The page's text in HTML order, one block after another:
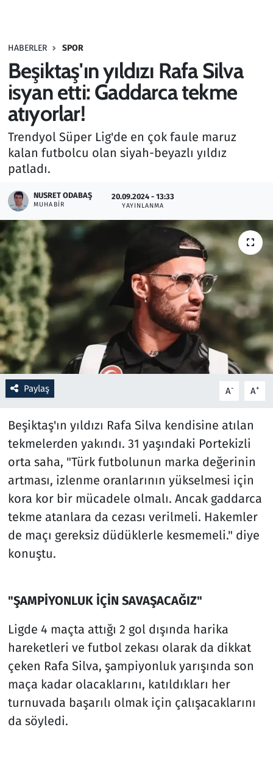
HABERLER SPOR
Beşiktaş'ın yıldızı Rafa Silva
isyan etti: Gaddarca tekme
atıyorlar!
Trendyol Süper Lig'de en çok faule maruz
kalan futbolcu olan siyah-beyazlı yıldız
patladı.
NUSRET ODABAŞ
MUHABIR
20.09.2024 - 13:33
YAYINLANMA
Paylaş A- A+
Beşiktaş'ın yıldızı Rafa Silva kendisine atılan
tekmelerden yakındı. 31 yaşındaki Portekizli
orta saha, "Türk futbolunun marka değerinin
artması, izlenme oranlarının yükselmesi için
kora kor bir mücadele olmalı. Ancak gaddarca
tekme atanlara da cezası verilmeli. Hakemler
de maçı gereksiz düdüklerle kesmemeli." diye
konuştu.
"ŞAMPİYONLUK İÇİN SAVAŞACAĞIZ"
Ligde 4 maçta attığı 2 gol dışında harika
hareketleri ve futbol zekası olarak da dikkat
çeken Rafa Silva, şampiyonluk yarışında son
maça kadar olacaklarını, katıldıkları her
turnuvada başarılı olmak için çalışacaklarını
da söyledi.
Haber
Kültür Sanat
Kurumsal Haberler
Lezzet Durağı
Memur ve Kamu
Otomobil
Oyun
Ramazan
Resmi İlanlar
Rüya Tabirleri
Sağlık
Savunma Sanayi
Seçim 2023
Spor
Teknoloji ve Bilim
Televizyon